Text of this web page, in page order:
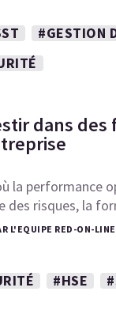
#GESTION
dans des
la performance
des risques, la
L'EQUIPE RED-ON-LINE
#HSE